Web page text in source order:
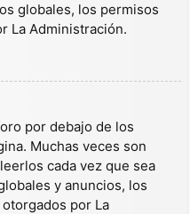
globales, los permisos
La Administración.
por debajo de los
Muchas veces son
cada vez que sea
y anuncios, los
por La